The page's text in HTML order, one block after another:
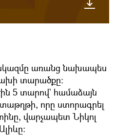
առանց նախապես
տարածքը։
5 տարով` համաձայն
որը ստորագրել
վարչապետ Նիկոլ